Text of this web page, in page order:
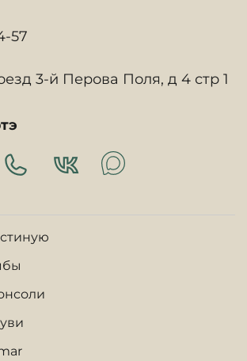
57
3-й Перова Поля, д 4 стр 1